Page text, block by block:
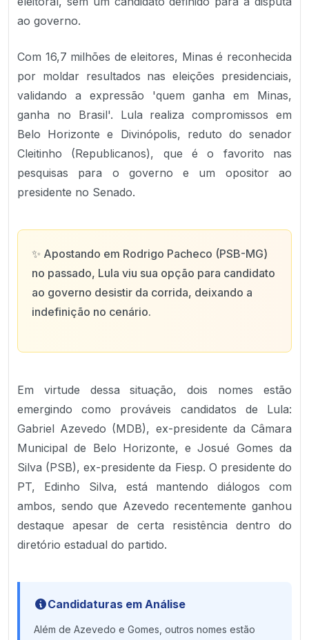
ao governo.
Com 16,7 milhões de eleitores, Minas é reconhecida
por moldar resultados nas eleições presidenciais,
validando a expressão 'quem ganha em Minas,
ganha no Brasil'. Lula realiza compromissos em
Belo Horizonte e Divinópolis, reduto do senador
Cleitinho (Republicanos), que é o favorito nas
pesquisas para o governo e um opositor ao
presidente no Senado.
✨ Apostando em Rodrigo Pacheco (PSB-MG)
no passado, Lula viu sua opção para candidato
ao governo desistir da corrida, deixando a
indefinição no cenário.
Em virtude dessa situação, dois nomes estão
emergindo como prováveis candidatos de Lula:
Gabriel Azevedo (MDB), ex-presidente da Câmara
Municipal de Belo Horizonte, e Josué Gomes da
Silva (PSB), ex-presidente da Fiesp. O presidente do
PT, Edinho Silva, está mantendo diálogos com
ambos, sendo que Azevedo recentemente ganhou
destaque apesar de certa resistência dentro do
diretório estadual do partido.
Candidaturas em Análise
Além de Azevedo e Gomes, outros nomes estão